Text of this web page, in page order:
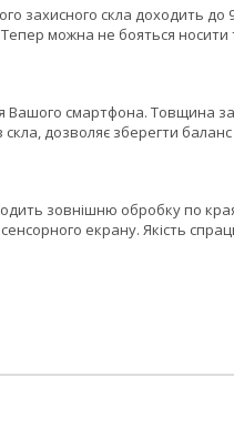
захисного скла доходить до
можна не бояться
смартфона. Товщина
дозволяє зберегти
зовнішню обробку по
екрану. Якість